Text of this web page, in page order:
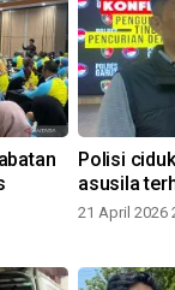
Polisi
asusila
21 April 2026